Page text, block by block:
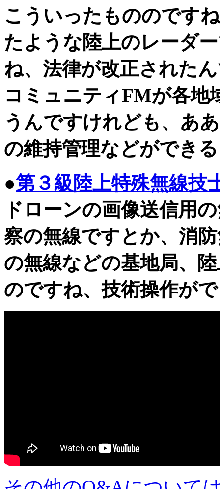
こういったもののです
たような陸上のレーダ
ね、法律が改正された
コミュニティFMが各地
うんですけれども、あ
の維持管理などができ
●第３級陸上特殊無線技
ドローンの画像送信用
察の無線ですとか、消
の無線などの基地局、
のですね、技術操作が